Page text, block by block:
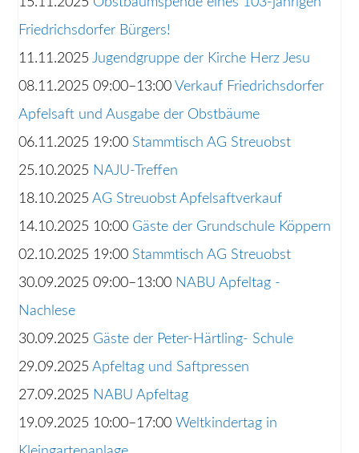
Friedrichsdorfer Bürgers!
11.11.2025 Jugendgruppe der Kirche Herz Jesu
08.11.2025 09:00–13:00 Verkauf Friedrichsdorfer
Apfelsaft und Ausgabe der Obstbäume
06.11.2025 19:00 Stammtisch AG Streuobst
25.10.2025 NAJU-Treffen
18.10.2025 AG Streuobst Apfelsaftverkauf
14.10.2025 10:00 Gäste der Grundschule Köppern
02.10.2025 19:00 Stammtisch AG Streuobst
30.09.2025 09:00–13:00 NABU Apfeltag -
Nachlese
30.09.2025 Gäste der Peter-Härtling- Schule
29.09.2025 Apfeltag und Saftpressen
27.09.2025 NABU Apfeltag
19.09.2025 10:00–17:00 Weltkindertag in